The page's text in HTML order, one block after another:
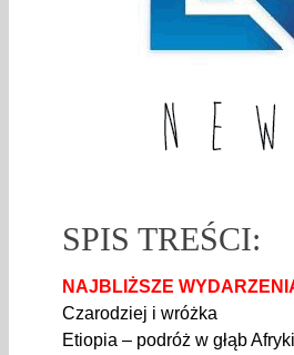
SPIS TREŚCI:
NAJBLIŻSZE
Czarodziej i wróżka
Etiopia – podróż w głąb